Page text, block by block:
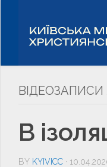
ВІДЕОЗАПИСИ
В
BY KYIVICC·